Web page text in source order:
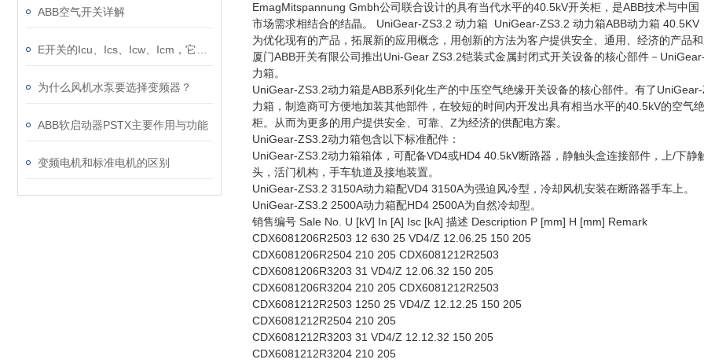
ABB空气开关详解
为什么风机水泵要选择变频器？
ABB软启动器PSTX主要作用与功能
变频电机和标准电机的区别
EmagMitspannung Gmbh公司联合设计的具有当代水平的40.5kV开关柜，是ABB技术与中国
市场需求相结合的结晶。 UniGear-ZS3.2 动力箱 UniGear-ZS3.2 动力箱ABB动力箱
为优化现有的产品，拓展新的应用概念，用创新的方法为客户提供安全、通用、经济的产品和
厦门ABB开关有限公司推出Uni-Gear ZS3.2铠装式金属封闭式开关设备的核心部件－
力箱。
UniGear-ZS3.2动力箱是ABB系列化生产的中压空气绝缘开关设备的核心部件。有了
力箱，制造商可方便地加装其他部件，在较短的时间内开发出具有相当水平的40.5kV的空气
柜。从而为更多的用户提供安全、可靠、Z为经济的供配电方案。
UniGear-ZS3.2动力箱包含以下标准配件：
UniGear-ZS3.2动力箱箱体，可配备VD4或HD4 40.5kV断路器，静触头盒连接部件，上/下静
头，活门机构，手车轨道及接地装置。
UniGear-ZS3.2 3150A动力箱配VD4 3150A为强迫风冷型，冷却风机安装在断路器手车上。
UniGear-ZS3.2 2500A动力箱配HD4 2500A为自然冷却型。
销售编号 Sale No. U [kV] In [A] Isc [kA] 描述 Description P [mm] H [mm] Remark
CDX6081206R2503 12 630 25 VD4/Z 12.06.25 150 205
CDX6081206R2504 210 205 CDX6081212R2503
CDX6081206R3203 31 VD4/Z 12.06.32 150 205
CDX6081206R3204 210 205 CDX6081212R2503
CDX6081212R2503 1250 25 VD4/Z 12.12.25 150 205
CDX6081212R2504 210 205
CDX6081212R3203 31 VD4/Z 12.12.32 150 205
CDX6081212R3204 210 205